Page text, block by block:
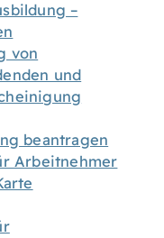
–
von
und
beantragen
Arbeitnehmer